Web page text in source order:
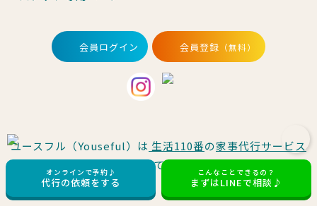
会員ログイン 会員登録 （無料）
ユースフル（Youseful）は 生活110番の家事代行サービス
に掲載しています。
オンラインで予約♪
代行の依頼をする
こんなことできるの？
まずはLINEで相談♪